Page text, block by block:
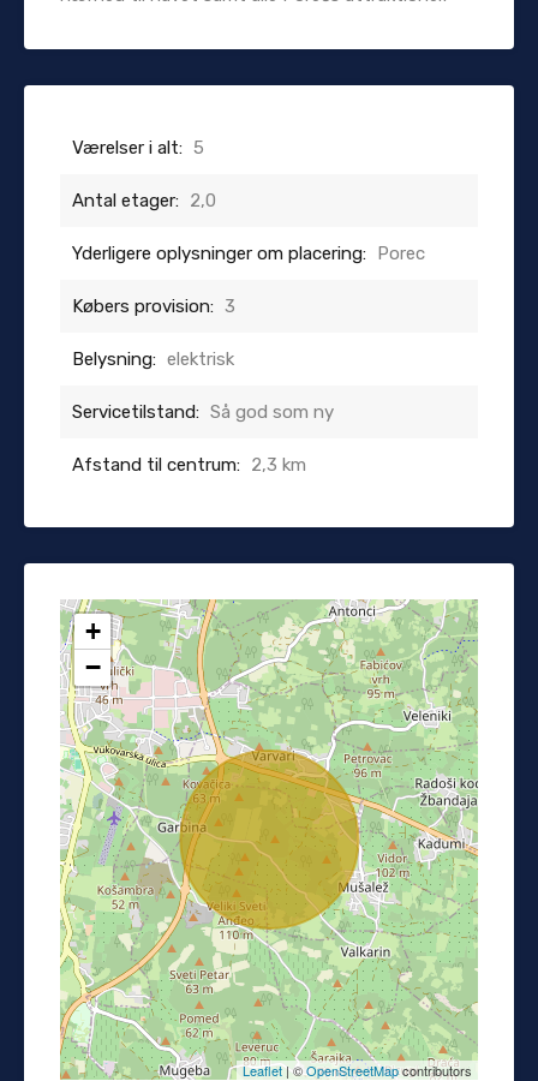
Værelser i alt: 5
Antal etager: 2,0
Yderligere oplysninger om placering: Porec
Købers provision: 3
Belysning: elektrisk
Servicetilstand: Så god som ny
Afstand til centrum: 2,3 km
+
−
Leaflet| ©OpenStreetMapcontributors